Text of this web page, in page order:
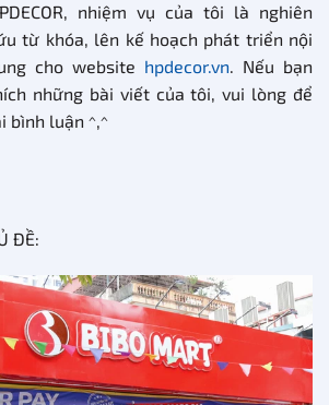
nhiệm vụ của tôi là nghiên
từ khóa, lên kế hoạch phát triển nội
cho website hpdecor.vn. Nếu bạn
những bài viết của tôi, vui lòng để
bình luận ^,^
ĐỀ: